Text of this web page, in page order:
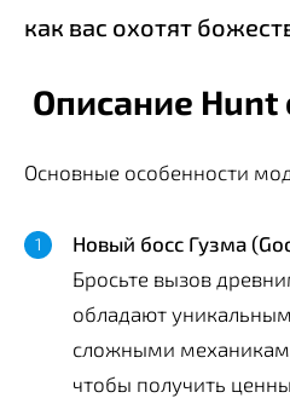
как вас охотят
Описание Hunt
Основные особенности
Новый босс Гузма
Бросьте вызов
обладают
сложными
чтобы получить